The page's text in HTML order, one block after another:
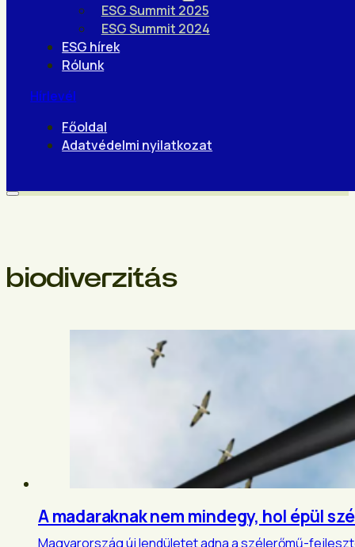
ESG Summit 2025
ESG Summit 2024
ESG hírek
Rólunk
Hírlevél
Főoldal
Adatvédelmi nyilatkozat
biodiverzitás
A madaraknak nem mindegy, hol épül
Magyarország új lendületet adna a szélerőmű-